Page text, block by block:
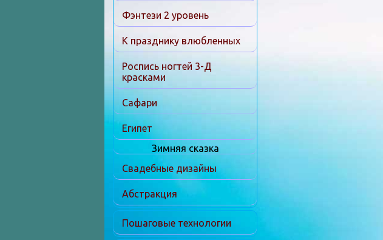
Фэнтези 2 уровень
К празднику влюбленных
Роспись ногтей 3-Д
красками
Сафари
Египет
Зимняя сказка
Свадебные дизайны
Абстракция
Пошаговые технологии